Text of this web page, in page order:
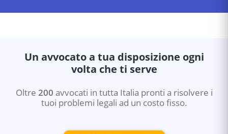
Un avvocato a tua disposizione ogni
volta che ti serve
Oltre 200 avvocati in tutta Italia pronti a risolvere i
tuoi problemi legali ad un costo fisso.